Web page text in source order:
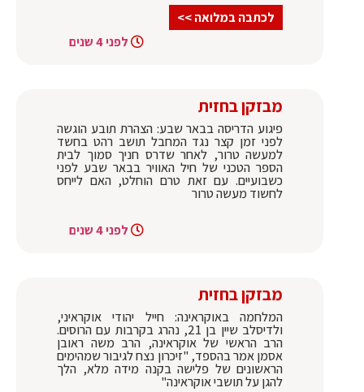
לכתבה במלואה >>
לפני 4 שנים
מבזקן בחזית
פיגוע הדריסה בבאר שבע: הצהרת תובע הוגשה
לפני זמן קצר נגד המחבל תושב רהט בחשד
למעשה טרור, לאחר שדרס חניך סמוך לבית
הספר הטכני של חיל האוויר בבאר שבע לפני
כשבועיים. עם זאת טרם הוחלט, האם לייחס
לחשוד מעשה טרור
לפני 4 שנים
מבזקן בחזית
המלחמה באוקראינה: חייל יהודי אוקראיני,
ולדיסלב שיין בן 21, נהרג בקרבות עם הרוסים.
הרב הראשי של אוקראינה, הרב משה ראובן
אסמן אמר בהספד, "זיכרון נצח לגיבור שמהימים
הראשונים של פלישה בקנה מידה מלא, הלך
להגן על תושבי אוקראינה"